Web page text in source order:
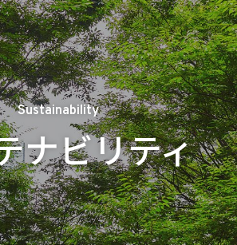
Sustainability
ナビリティ